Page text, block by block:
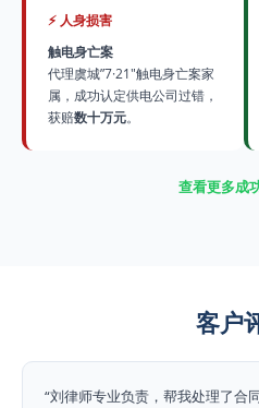
⚡ 人身损害
触电身亡案
代理虞城”7·21″触电身亡案家
属，成功认定供电公司过错，
获赔数十万元。
查看更多成
客户
“刘律师专业负责，帮我处理了合